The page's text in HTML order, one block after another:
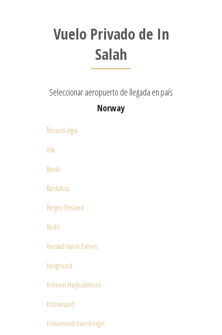
Vuelo Privado de In
Salah
Seleccionar aeropuerto de llegada en país
Norway
Ålesund Vigra
Alta
Banak
Bardufoss
Bergen Flesland
Bodo
Harstad/narvik Evenes
Haugesund
Kirkenes Høybuktmoen
Kristiansand
Kristiansund Kvernberget